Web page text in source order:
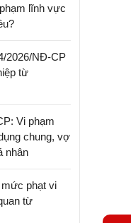
lĩnh vực
2026/NĐ-CP
từ
Vi phạm
chung, vợ
nhân
phạt vi
từ